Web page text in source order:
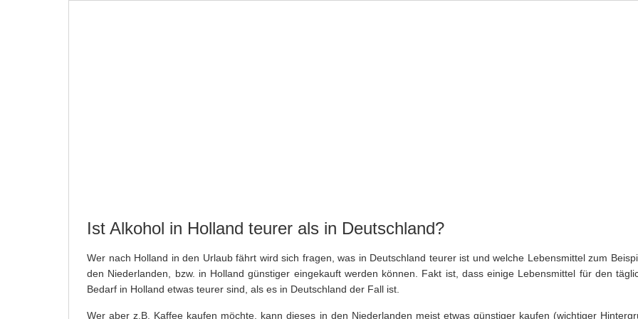
Ist Alkohol in Holland teurer als in Deutschland?
Wer nach Holland in den Urlaub fährt wird sich fragen, was in Deutschland teurer ist und welche Lebensmittel zum
den Niederlanden, bzw. in Holland günstiger eingekauft werden können. Fakt ist, dass einige Lebensmittel für den
Bedarf in Holland etwas teurer sind, als es in Deutschland der Fall ist.
Wer aber z.B. Kaffee kaufen möchte, kann dieses in den Niederlanden meist etwas günstiger kaufen (wichtiger